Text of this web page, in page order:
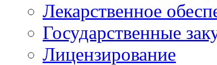
Лекарственное
Государственные
Лицензирование